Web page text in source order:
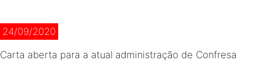
24/09/2020
Carta aberta para a atual administração de Confresa